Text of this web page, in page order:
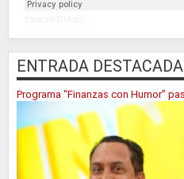
ENTRADA DESTACADA
Programa “Finanzas con Humor”